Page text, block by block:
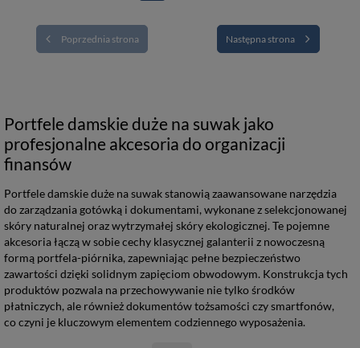
Poprzednia strona Następna strona
Portfele damskie duże na suwak jako
profesjonalne akcesoria do organizacji
finansów
Portfele damskie duże na suwak stanowią zaawansowane narzędzia
do zarządzania gotówką i dokumentami, wykonane z selekcjonowanej
skóry naturalnej oraz wytrzymałej skóry ekologicznej. Te pojemne
akcesoria łączą w sobie cechy klasycznej galanterii z nowoczesną
formą portfela-piórnika, zapewniając pełne bezpieczeństwo
zawartości dzięki solidnym zapięciom obwodowym. Konstrukcja tych
produktów pozwala na przechowywanie nie tylko środków
płatniczych, ale również dokumentów tożsamości czy smartfonów,
co czyni je kluczowym elementem codziennego wyposażenia.